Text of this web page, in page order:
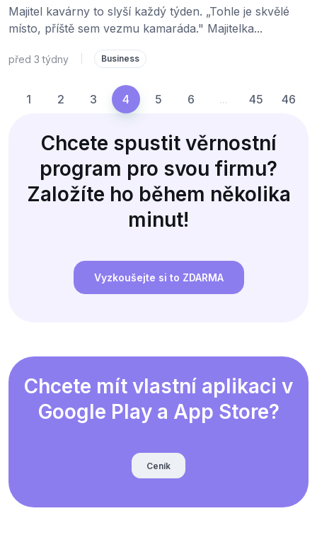
Majitel kavárny to slyší každý týden. „Tohle je skvělé
místo, příště sem vezmu kamaráda." Majitelka...
před 3 týdny Business
1 2 3 4 5 6 ... 45 46
Chcete spustit věrnostní
program pro svou firmu?
Založíte ho během několika
minut!
Vyzkoušejte si to ZDARMA
Chcete mít vlastní aplikaci v
Google Play a App Store?
Ceník